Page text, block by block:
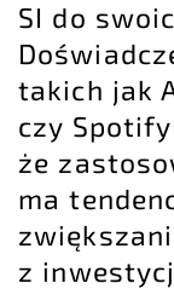
SI do
takich jak
czy
że
ma
z